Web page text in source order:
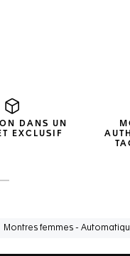
My TAG Heuer
contient 0 produit(s)
DANS UN
EXCLUSIF
Montres femmes -